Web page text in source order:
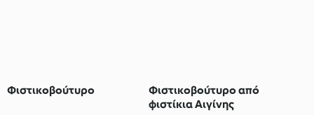
Φιστικοβούτυρο
Φιστικοβούτυρο από
φιστίκια Αιγίνης